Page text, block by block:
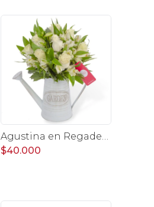
Agustina en Regadera -Arreglo 10 rosas blanco y astromelias
$40.000